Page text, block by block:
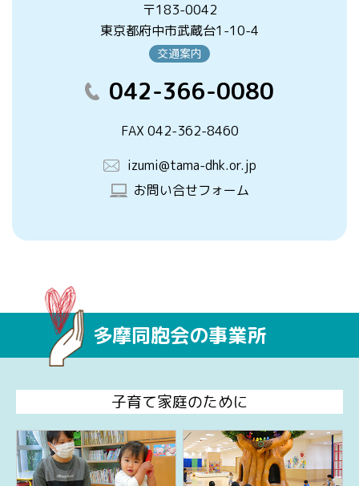
〒183-0042
東京都府中市武蔵台1-10-4
交通案内
042-366-0080
FAX 042-362-8460
izumi@tama-dhk.or.jp
お問い合せフォーム
多摩同胞会の事業所
子育て家庭のために